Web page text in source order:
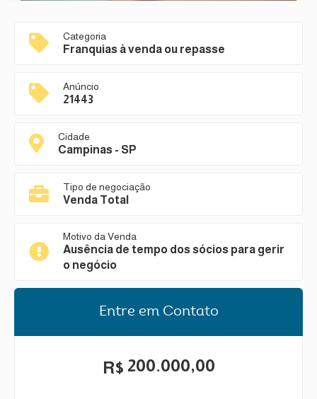
Categoria
Franquias à venda ou repasse
Anúncio
21443
Cidade
Campinas - SP
Tipo de negociação
Venda Total
Motivo da Venda
Ausência de tempo dos sócios para gerir
o negócio
Entre em Contato
R$ 200.000,00